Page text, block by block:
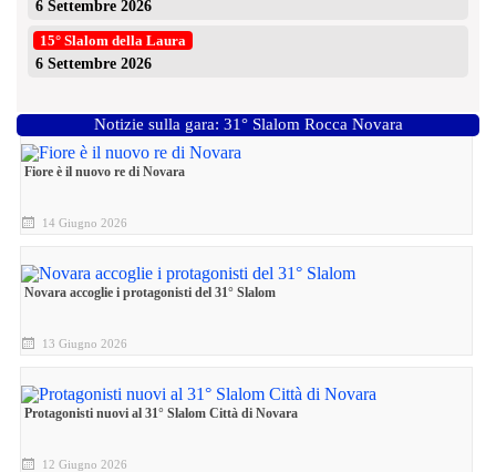
6 Settembre 2026
15° Slalom della Laura
6 Settembre 2026
Fiore è il nuovo re di Novara
14 Giugno 2026
Novara accoglie i protagonisti del 31° Slalom
13 Giugno 2026
Protagonisti nuovi al 31° Slalom Città di Novara
12 Giugno 2026
Notizie sulla gara: 31° Slalom Rocca Novara